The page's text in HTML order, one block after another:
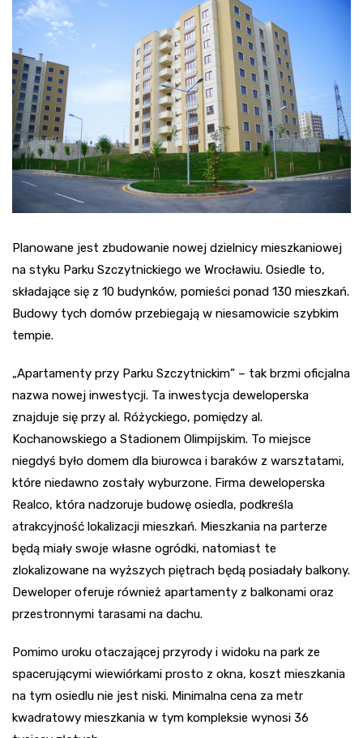
Planowane jest zbudowanie nowej dzielnicy mieszkaniowej
na styku Parku Szczytnickiego we Wrocławiu. Osiedle to,
składające się z 10 budynków, pomieści ponad 130 mieszkań.
Budowy tych domów przebiegają w niesamowicie szybkim
tempie.
„Apartamenty przy Parku Szczytnickim” – tak brzmi oficjalna
nazwa nowej inwestycji. Ta inwestycja deweloperska
znajduje się przy al. Różyckiego, pomiędzy al.
Kochanowskiego a Stadionem Olimpijskim. To miejsce
niegdyś było domem dla biurowca i baraków z warsztatami,
które niedawno zostały wyburzone. Firma deweloperska
Realco, która nadzoruje budowę osiedla, podkreśla
atrakcyjność lokalizacji mieszkań. Mieszkania na parterze
będą miały swoje własne ogródki, natomiast te
zlokalizowane na wyższych piętrach będą posiadały balkony.
Deweloper oferuje również apartamenty z balkonami oraz
przestronnymi tarasami na dachu.
Pomimo uroku otaczającej przyrody i widoku na park ze
spacerującymi wiewiórkami prosto z okna, koszt mieszkania
na tym osiedlu nie jest niski. Minimalna cena za metr
kwadratowy mieszkania w tym kompleksie wynosi 36